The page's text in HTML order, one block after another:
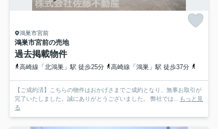
鴻巣市宮前
鴻巣市宮前の売地
過去掲載物件
高崎線「北鴻巣」駅 徒歩25分 高崎線「鴻巣」駅 徒歩37分
【ご成約済】こちらの物件はおかげさまでご成約となり、無事お取引が
完了いたしました。誠にありがとうございました。 弊社では...
もっと見
る